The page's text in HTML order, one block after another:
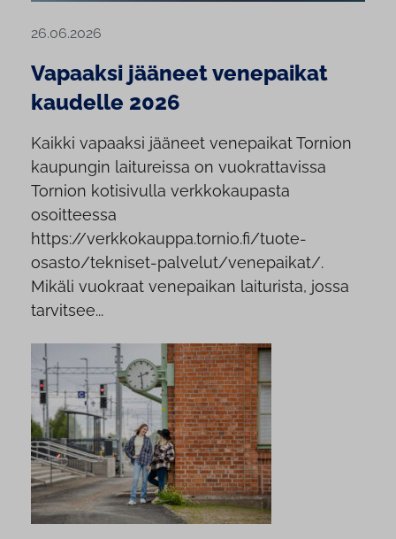
26.06.2026
Vapaaksi jääneet venepaikat
kaudelle 2026
Kaikki vapaaksi jääneet venepaikat Tornion
kaupungin laitureissa on vuokrattavissa
Tornion kotisivulla verkkokaupasta
osoitteessa
https://verkkokauppa.tornio.fi/tuote-
osasto/tekniset-palvelut/venepaikat/.
Mikäli vuokraat venepaikan laiturista, jossa
tarvitsee...